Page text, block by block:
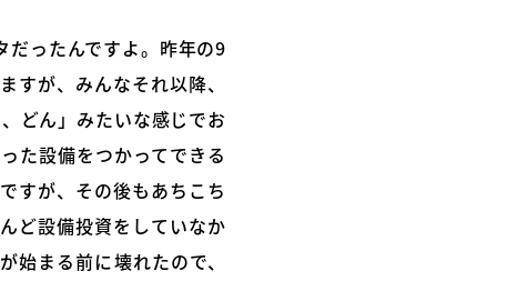
ったんですよ。昨年の9
が、みんなそれ以降、
どん」みたいな感じでお
た設備をつかってできる
すが、その後もあちこち
ど設備投資をしていなか
まる前に壊れたので、